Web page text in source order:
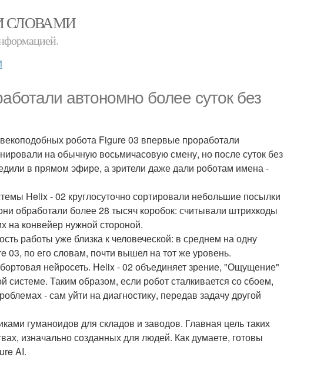
СЛОВАМИ
автономно более суток без
робота Figure 03 впервые проработали
на обычную восьмичасовую смену, но после суток без
в прямом эфире, а зрители даже дали роботам имена -
Helix - 02 круглосуточно сортировали небольшие посылки
обработали более 28 тысяч коробок: считывали штрихкоды
на конвейер нужной стороной.
работы уже близка к человеческой: в среднем на одну
03, по его словам, почти вышел на тот же уровень.
нейросеть. Helix - 02 объединяет зрение, "Ощущение"
Таким образом, если робот сталкивается со сбоем,
- сам уйти на диагностику, передав задачу другой
гуманоидов для складов и заводов. Главная цель таких
изначально созданных для людей. Как думаете, готовы
AI.